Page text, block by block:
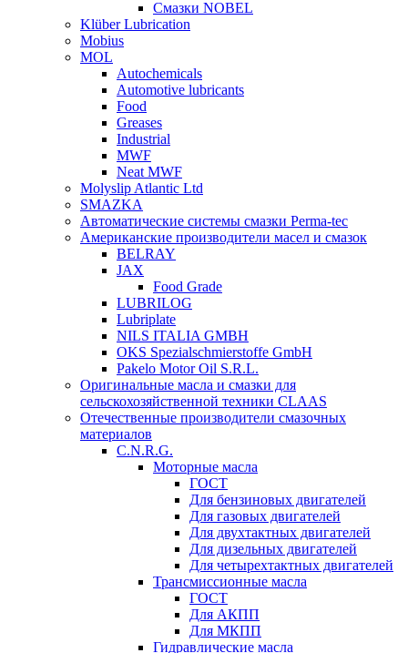
Смазки NOBEL
Klüber Lubrication
Mobius
MOL
Autochemicals
Automotive lubricants
Food
Greases
Industrial
MWF
Neat MWF
Molyslip Atlantic Ltd
SMAZKA
Автоматические системы смазки Perma-tec
Американские производители масел и смазок
BELRAY
JAX
Food Grade
LUBRILOG
Lubriplate
NILS ITALIA GMBH
OKS Spezialschmierstoffe GmbH
Pakelo Motor Oil S.R.L.
Оригинальные масла и смазки для
сельскохозяйственной техники CLAAS
Отечественные производители смазочных
материалов
C.N.R.G.
Моторные масла
ГОСТ
Для бензиновых двигателей
Для газовых двигателей
Для двухтактных двигателей
Для дизельных двигателей
Для четырехтактных двигателей
Трансмиссионные масла
ГОСТ
Для АКПП
Для МКПП
Гидравлические масла